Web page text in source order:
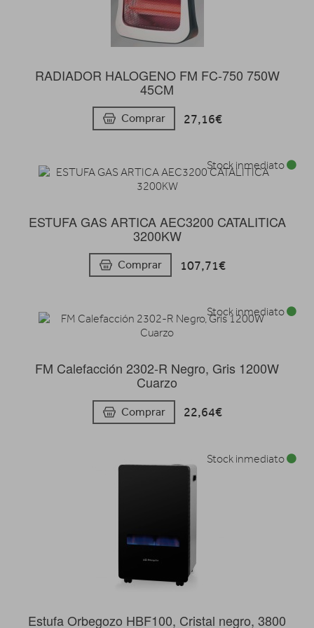
RADIADOR HALOGENO FM FC-750 750W
45CM
Comprar 27,16€
ESTUFA GAS ARTICA AEC3200 CATALITICA
3200KW
Comprar 107,71€
Stock inmediato
FM Calefacción 2302-R Negro, Gris 1200W
Cuarzo
Comprar 22,64€
Stock inmediato
Estufa Orbegozo HBF100, Cristal negro, 3800
Stock inmediato